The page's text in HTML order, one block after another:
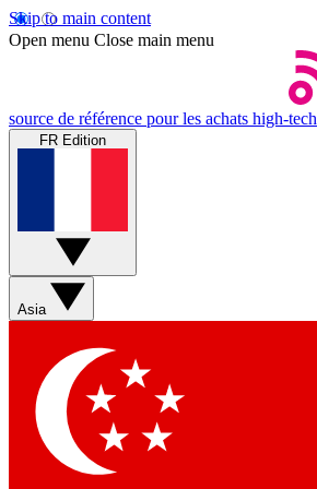
Skip to main content
Open menu Close main menu
source de référence pour les achats high-tech
FR Edition
Asia